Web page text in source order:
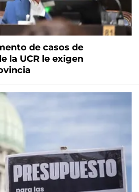
de casos de
la UCR le exigen